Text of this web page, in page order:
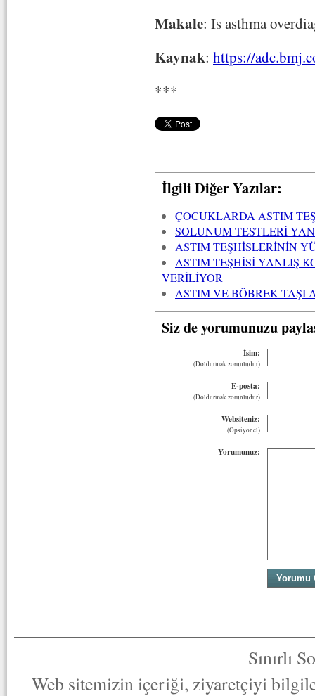
Makale: Is asthma
Kaynak: https://
***
İlgili Diğer Yazılar:
ÇOCUKLARDA ASTIM
SOLUNUM TESTLERİ
ASTIM TEŞHİSLERİNİN
ASTIM TEŞHİSİ YANLIŞ
VERİLİYOR
ASTIM VE BÖBREK TAŞI
Siz de yorumunuzu
İsim:
(Doldurmak zorunludur)
E-posta:
(Doldurmak zorunludur)
Websiteniz:
(Opsiyonel)
Yorumunuz:
Sınırlı
Web sitemizin içeriği, ziyaretçiyi